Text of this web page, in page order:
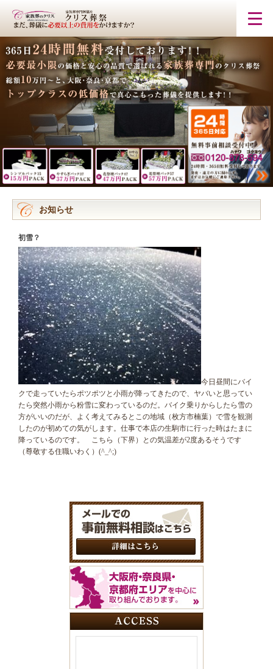
お知らせ
初雪？
今日昼間にバイ
クで走っていたらポツポツと小雨が降ってきたので、ヤバいと思ってい
たら突然小雨から粉雪に変わっているのだ。バイク乗りからしたら雪の
方がいいのだが、よく考えてみるとこの地域（枚方市楠葉）で雪を観測
したのが初めての気がします。仕事で本店の生駒市に行った時はたまに
降っているのです。 こちら（下界）との気温差が2度あるそうです
（尊敬する住職いわく）(^_^;)